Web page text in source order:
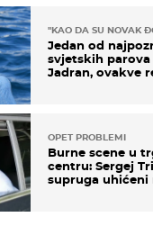
"KAO DA SU NOVAK
Jedan od
svjetskih
Jadran, ovakve
OPET PROBLEMI
Burne scene u
centru: Sergej
supruga uhićeni